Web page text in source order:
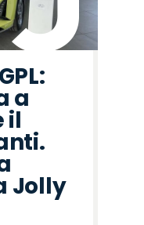
a
il
Jolly